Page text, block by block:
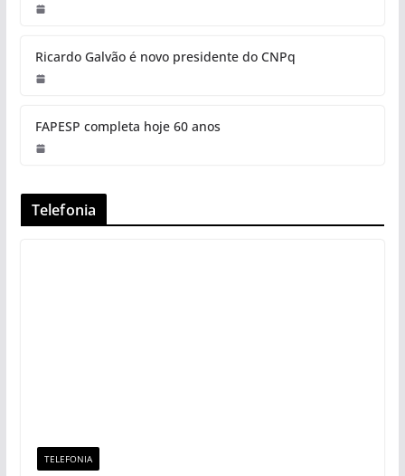
Ricardo Galvão é novo presidente do CNPq
FAPESP completa hoje 60 anos
Telefonia
TELEFONIA